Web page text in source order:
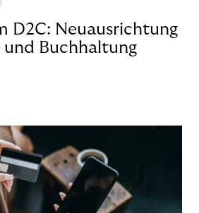
D2C: Neuausrichtung
und Buchhaltung